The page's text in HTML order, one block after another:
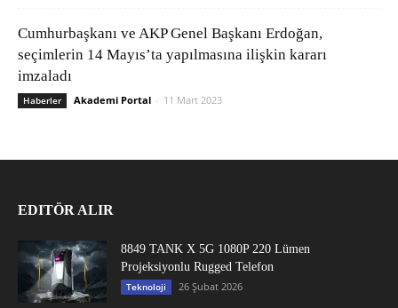
Cumhurbaşkanı ve AKP Genel Başkanı Erdoğan,
seçimlerin 14 Mayıs’ta yapılmasına ilişkin kararı
imzaladı
Haberler Akademi Portal - 11 Mart 2023
EDITÖR ALIR
8849 TANK X 5G 1080P 220 Lümen
Projeksiyonlu Rugged Telefon
Teknoloji 26 Şubat 2026